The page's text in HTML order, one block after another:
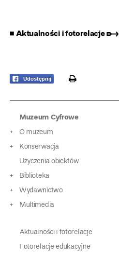
■ Aktualności i fotorelacje ➸
Udostępnij print
Muzeum Cyfrowe
O muzeum
Konserwacja
Użyczenia obiektów
Biblioteka
Wydawnictwo
Multimedia
Aktualności i fotorelacje
Fotorelacje edukacyjne